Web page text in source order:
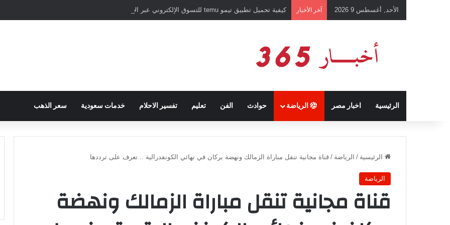
الأحد, أغسطس 9 2026 آخر الأخبار كيفية تحميل تطبيق تيمو temu للتسوق الإلكتروني عبر الإنترنت
الرئيسية اخبار مصر الرياضة حوادث الفن تعليم تفسير الاحلام خدمات سعودية سعر الذهب
الرئيسية / الرياضة / قناة مجانية تنقل مباراة الزمالك ونهضة بركان في نهائي الكونفدرالية .. تعرف على ترددها
الرياضة
قناة مجانية تنقل مباراة الزمالك ونهضة